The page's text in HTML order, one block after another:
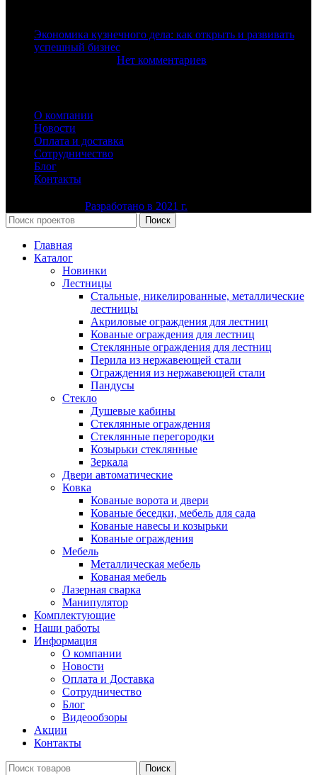
Экономика кузнечного дела: как открыть и развивать
успешный бизнес
Нет комментариев
О компании
Новости
Оплата и доставка
Сотрудничество
Блог
Контакты
Разработано в 2021 г.
Поиск
Главная
Каталог
Новинки
Лестницы
Стальные, никелированные, металлические
лестницы
Акриловые ограждения для лестниц
Кованые ограждения для лестниц
Стеклянные ограждения для лестниц
Перила из нержавеющей стали
Ограждения из нержавеющей стали
Пандусы
Стекло
Душевые кабины
Стеклянные ограждения
Стеклянные перегородки
Козырьки стеклянные
Зеркала
Двери автоматические
Ковка
Кованые ворота и двери
Кованые беседки, мебель для сада
Кованые навесы и козырьки
Кованые ограждения
Мебель
Металлическая мебель
Кованая мебель
Лазерная сварка
Манипулятор
Комплектующие
Наши работы
Информация
О компании
Новости
Оплата и Доставка
Сотрудничество
Блог
Видеообзоры
Акции
Контакты
Поиск